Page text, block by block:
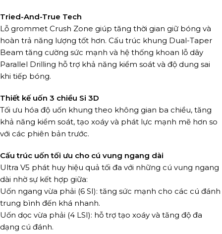
Tried-And-True Tech
Lỗ grommet Crush Zone giúp tăng thời gian giữ bóng và
hoàn trả năng lượng tốt hơn. Cấu trúc khung Dual-Taper
Beam tăng cường sức mạnh và hệ thống khoan lỗ dây
Parallel Drilling hỗ trợ khả năng kiểm soát và độ dung sai
khi tiếp bóng.
Thiết kế uốn 3 chiều Si 3D
Tối ưu hóa độ uốn khung theo không gian ba chiều, tăng
khả năng kiểm soát, tạo xoáy và phát lực mạnh mẽ hơn so
với các phiên bản trước.
Cấu trúc uốn tối ưu cho cú vung ngang dài
Ultra V5 phát huy hiệu quả tối đa với những cú vung ngang
dài nhờ sự kết hợp giữa:
Uốn ngang vừa phải (6 SI): tăng sức mạnh cho các cú đánh
trung bình đến khá nhanh.
Uốn dọc vừa phải (4 LSI): hỗ trợ tạo xoáy và tăng độ đa
dạng cú đánh.